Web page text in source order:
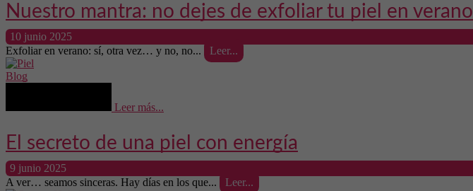
Nuestro mantra: no dejes de exfoliar tu piel en verano
10 junio 2025
Exfoliar en verano: sí, otra vez… y no, no...
Leer...
Blog
Leer más...
El secreto de una piel con energía
9 junio 2025
A ver… seamos sinceras. Hay días en los que...
Leer...